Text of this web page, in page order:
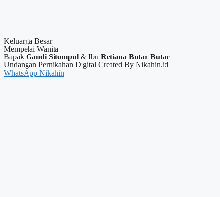
Keluarga Besar
Mempelai Wanita
Bapak Gandi Sitompul & Ibu Retiana Butar Butar
Undangan Pernikahan Digital Created By Nikahin.id
WhatsApp Nikahin